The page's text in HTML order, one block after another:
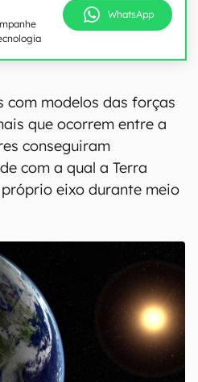
WhatsApp
com modelos das forças
que ocorrem entre a
conseguiram
com a qual a Terra
eixo durante meio